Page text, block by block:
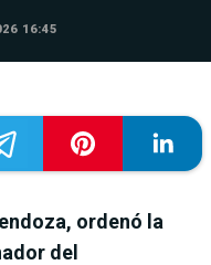
16:45
ordenó la
del